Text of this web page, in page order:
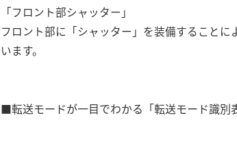
「フロント部シャッター」
フロント部に「シャッター」を装備すること
います。
■転送モードが一目でわかる「転送モード識別